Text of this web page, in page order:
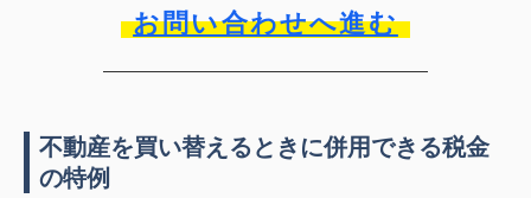
お問い合わせへ進む
不動産を買い替えるときに併用できる税金
の特例